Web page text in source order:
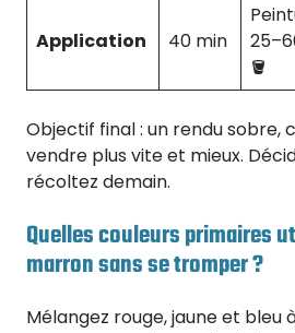
Application 40 min
🪣
Objectif final : un rendu sobre,
vendre plus vite et mieux.
récoltez demain.
Quelles couleurs primaires
marron sans se tromper ?
Mélangez rouge, jaune et bleu